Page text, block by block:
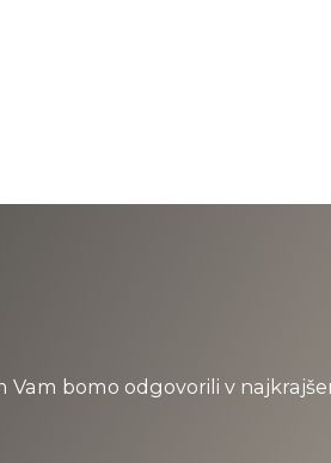
Vam bomo odgovorili v